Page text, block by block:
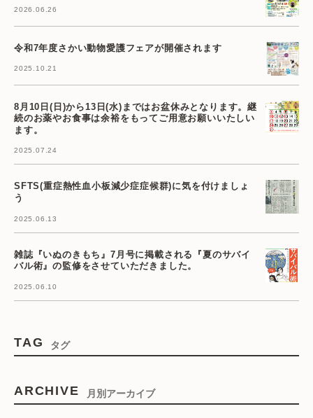
2026.06.26
令和7年度さかい動物愛護フェアが開催されます
2025.10.21
8月10日(日)から13日(水)まではお盆休みとなります。継
続のお薬やお食事は余裕をもってご用意お願いいたしい
ます。
2025.07.24
SFTS(重症熱性血小板減少症症候群)に気を付けましょ
う
2025.06.13
雑誌『いぬのきもち』7月号に掲載される『夏のサバイ
バル術』の監修をさせていただきました。
2025.06.10
TAG タグ
ARCHIVE 月別アーカイブ